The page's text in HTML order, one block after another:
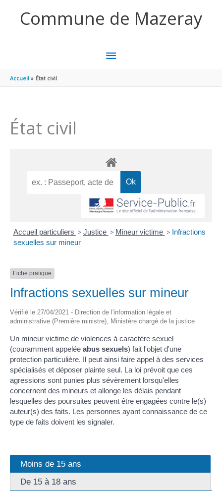
Commune de Mazeray
MENU
Accueil État civil
État civil
Accueil particuliers > Justice > Mineur victime > Infractions
sexuelles sur mineur
Fiche pratique
Infractions sexuelles sur mineur
Vérifié le 27/04/2021 - Direction de l'information légale et
administrative (Première ministre), Ministère chargé de la justice
Un mineur victime de violences à caractère sexuel
(couramment appelée abus sexuels) fait l'objet d'une
protection particulière. Il peut ainsi faire appel à des services
spécialisés et déposer plainte seul. La loi prévoit que ces
agressions sont punies plus sévèrement lorsqu'elles
concernent des mineurs et allonge les délais pendant
lesquelles des poursuites peuvent être engagées contre le(s)
auteur(s) des faits. Les personnes ayant connaissance de ce
type de faits doivent les signaler.
Moins de 15 ans
De 15 à 18 ans